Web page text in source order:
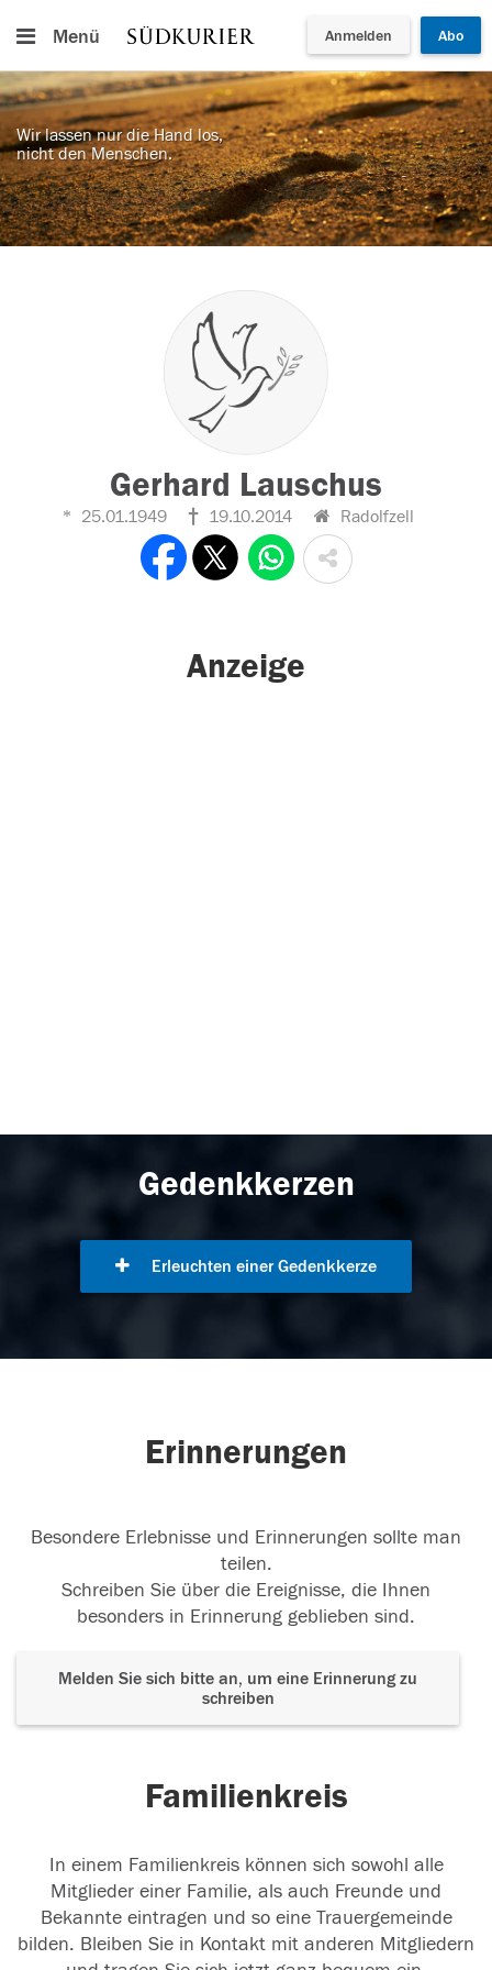
Menü Anmelden Abo
Wir lassen nur die Hand los,
nicht den Menschen.
Gerhard Lauschus
25.01.1949 19.10.2014 Radolfzell
Anzeige
Gedenkkerzen
Erleuchten einer Gedenkkerze
Erinnerungen
Besondere Erlebnisse und Erinnerungen sollte man
teilen.
Schreiben Sie über die Ereignisse, die Ihnen
besonders in Erinnerung geblieben sind.
Melden Sie sich bitte an, um eine Erinnerung zu
schreiben
Familienkreis
In einem Familienkreis können sich sowohl alle
Mitglieder einer Familie, als auch Freunde und
Bekannte eintragen und so eine Trauergemeinde
bilden. Bleiben Sie in Kontakt mit anderen Mitgliedern